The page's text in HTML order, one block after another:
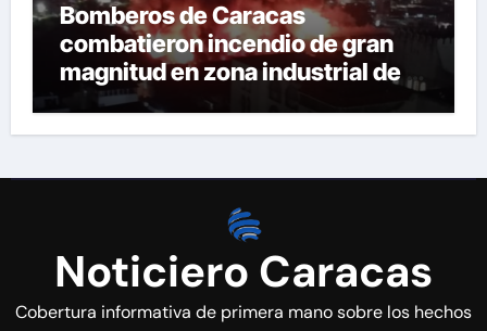
Bomberos de Caracas
combatieron incendio de gran
magnitud en zona industrial de El
Llanito
Noticiero Caracas
Cobertura informativa de primera mano sobre los hechos